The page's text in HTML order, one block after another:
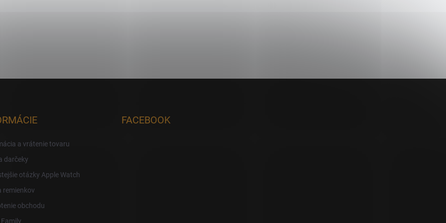
a vrátenie tovaru
darčeky
otázky Apple Watch
remienkov
obchodu
FACEBOOK